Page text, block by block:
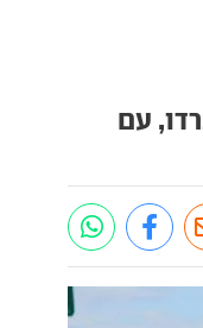
עם